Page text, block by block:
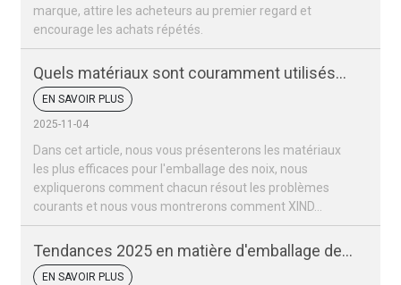
marque, attire les acheteurs au premier regard et
encourage les achats répétés.
Quels matériaux sont couramment utilisés
pour les sacs d'emballage de noix ?
EN SAVOIR PLUS
2025-11-04
Dans cet article, nous vous présenterons les matériaux
les plus efficaces pour l'emballage des noix, nous
expliquerons comment chacun résout les problèmes
courants et nous vous montrerons comment XIND...
Tendances 2025 en matière d'emballage des
fruits secs et des noix
EN SAVOIR PLUS